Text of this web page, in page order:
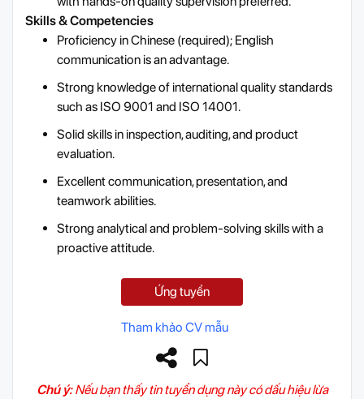
Skills & Competencies
Proficiency in Chinese (required); English
communication is an advantage.
Strong knowledge of international quality standards
such as ISO 9001 and ISO 14001.
Solid skills in inspection, auditing, and product
evaluation.
Excellent communication, presentation, and
teamwork abilities.
Strong analytical and problem-solving skills with a
proactive attitude.
Ứng tuyển
Tham khảo CV mẫu
Chú ý:Nếu bạn thấy tin tuyển dụng này có dấu hiệu lừa